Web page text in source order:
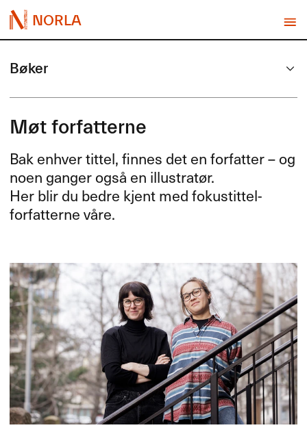
NORLA
Bøker
Møt forfatterne
Bak enhver tittel, finnes det en forfatter – og
noen ganger også en illustratør.
Her blir du bedre kjent med fokustittel-
forfatterne våre.